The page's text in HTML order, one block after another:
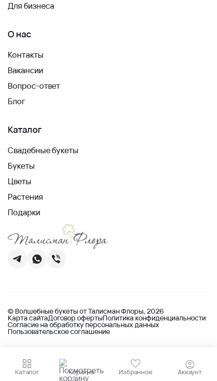
Каталог Корзина Избранное Аккаунт
Для бизнеса
О нас
Контакты
Вакансии
Вопрос-ответ
Блог
Каталог
Свадебные букеты
Букеты
Цветы
Растения
Подарки
© Волшебные букеты от Талисман Флоры, 2026
Карта сайтаДоговор офертыПолитика конфиденциальности
Согласие на обработку персональных данных
Пользовательское соглашение